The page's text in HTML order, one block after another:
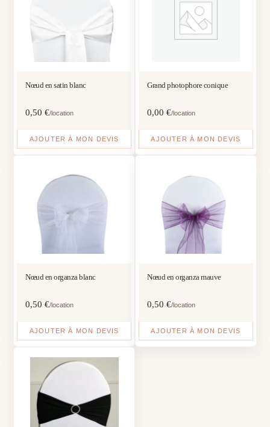
Nœud en satin blanc
0,50€/location
AJOUTER À MON DEVIS
Grand photophore conique
0,00 €/location
AJOUTER À MON DEVIS
Nœud en organza blanc
0,50€/location
AJOUTER À MON DEVIS
Nœud en organza mauve
0,50 €/location
AJOUTER À MON DEVIS